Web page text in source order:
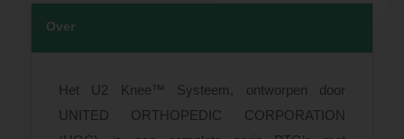
Over
Het U2 Knee™ Systeem, ontworpen door
UNITED ORTHOPEDIC CORPORATION